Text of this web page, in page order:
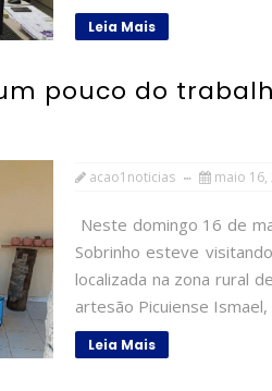
Leia Mais
pouco do
acao1noticias maio 16,
Neste domingo 16 de
Sobrinho esteve
localizada na zona rural
artesão Picuiense
Leia Mais